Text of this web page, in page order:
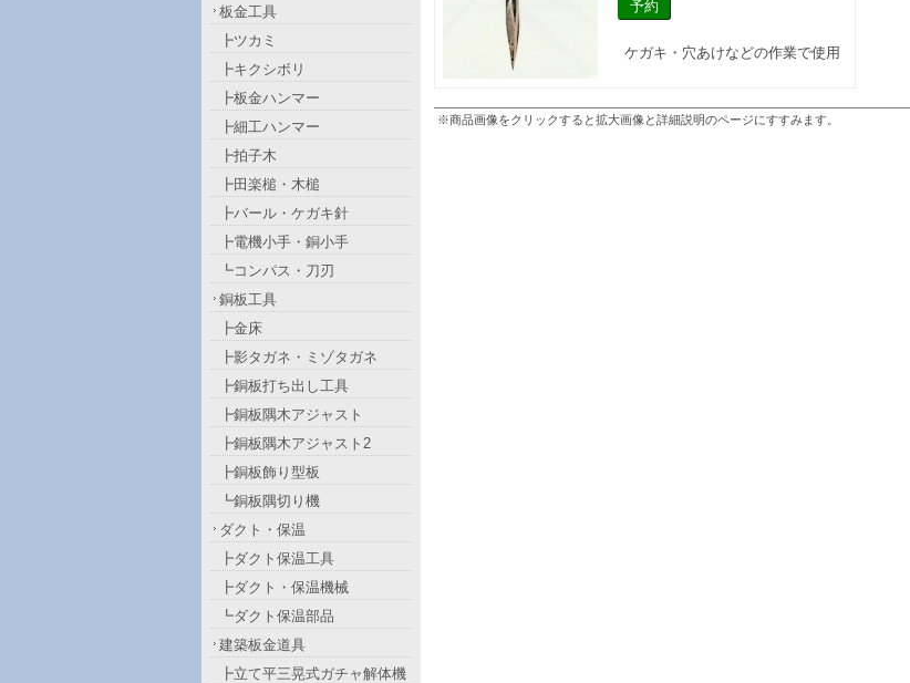
ケガキ・穴あけなどの作業で使用
※商品画像をクリックすると拡大画像と詳細説明のページにすすみます。
板金工具
┣ツカミ
┣キクシボリ
┣板金ハンマー
┣細工ハンマー
┣拍子木
┣田楽槌・木槌
┣バール・ケガキ針
┣電機小手・銅小手
┗コンパス・刀刃
銅板工具
┣金床
┣影タガネ・ミゾタガネ
┣銅板打ち出し工具
┣銅板隅木アジャスト
┣銅板隅木アジャスト2
┣銅板飾り型板
┗銅板隅切り機
ダクト・保温
┣ダクト保温工具
┣ダクト・保温機械
┗ダクト保温部品
建築板金道具
┣立て平三晃式ガチャ解体機